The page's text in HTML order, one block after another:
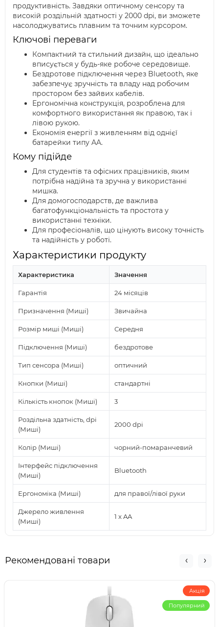
продуктивність. Завдяки оптичному сенсору та
високій роздільній здатності у 2000 dpi, ви зможете
насолоджуватись плавним та точним курсором.
Ключові переваги
Компактний та стильний дизайн, що ідеально
вписується у будь-яке робоче середовище.
Бездротове підключення через Bluetooth, яке
забезпечує зручність та владу над робочим
простором без зайвих кабелів.
Ергономічна конструкція, розроблена для
комфортного використання як правою, так і
лівою рукою.
Економія енергії з живленням від однієї
батарейки типу AA.
Кому підійде
Для студентів та офісних працівників, яким
потрібна надійна та зручна у використанні
мишка.
Для домогосподарств, де важлива
багатофункціональність та простота у
використанні техніки.
Для професіоналів, що цінують високу точність
та надійність у роботі.
Характеристики продукту
Характеристика Значення
Гарантія 24 місяців
Призначення (Миші) Звичайна
Розмір миші (Миші) Середня
Підключення (Миші) бездротове
Тип сенсора (Миші) оптичний
Кнопки (Миші) стандартні
Кількість кнопок (Миші) 3
Роздільна здатність, dpi
(Миші)
2000 dpi
Колір (Миші) чорний-помаранчевий
Інтерфейс підключення
(Миші)
Bluetooth
Ергономіка (Миші) для правої/лівої руки
Джерело живлення
(Миші)
1 x AA
Рекомендовані товари
Акція
Популярний